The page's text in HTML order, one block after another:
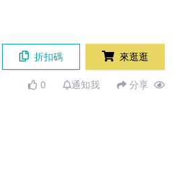
折扣碼 來逛逛
0 通知我 分享